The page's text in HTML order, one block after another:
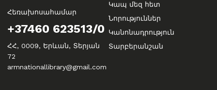
Հեռախոսահամար
+37460 623513/0
ՀՀ, 0009, Երևան, Տերյան
72
armnationallibrary@gmail.com
Կապ մեզ հետ
Նորություններ
Կանոնադրություն
Տարբերանշան